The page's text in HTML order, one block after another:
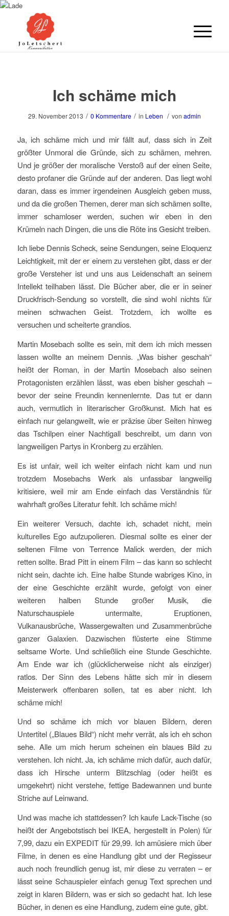
Ich schäme mich
29. November 2013 / 0 Kommentare / in Leben / von admin
Ja, ich schäme mich und mir fällt auf, dass sich in Zeit
größter Unmoral die Gründe, sich zu schämen, mehren.
Und je größer der moralische Verstoß auf der einen Seite,
desto profaner die Gründe auf der anderen. Das liegt wohl
daran, dass es immer irgendeinen Ausgleich geben muss,
und da die großen Themen, derer man sich schämen sollte,
immer schamloser werden, suchen wir eben in den
Krümeln nach Dingen, die uns die Röte ins Gesicht treiben.
Ich liebe Dennis Scheck, seine Sendungen, seine Eloquenz
Leichtigkeit, mit der er einem zu verstehen gibt, dass er der
große Versteher ist und uns aus Leidenschaft an seinem
Intellekt teilhaben lässt. Die Bücher aber, die er in seiner
Druckfrisch-Sendung so vorstellt, die sind wohl nichts für
meinen schwachen Geist. Trotzdem, ich wollte es
versuchen und scheiterte grandios.
Martin Mosebach sollte es sein, mit dem ich mich messen
lassen wollte an meinem Dennis. „Was bisher geschah“
heißt der Roman, in der Martin Mosebach also seinen
Protagonisten erzählen lässt, was eben bisher geschah –
bevor der seine Freundin kennenlernte. Das tut er dann
auch, vermutlich in literarischer Großkunst. Mich hat es
einfach nur gelangweilt, wie er präzise über Seiten hinweg
das Tschilpen einer Nachtigall beschreibt, um dann von
langweiligen Partys in Kronberg zu erzählen.
Es ist unfair, weil ich weiter einfach nicht kam und nun
trotzdem Mosebachs Werk als unfassbar langweilig
kritisiere, weil mir am Ende einfach das Verständnis für
wahrhaft großes Literatur fehlt. Ich schäme mich!
Ein weiterer Versuch, dachte ich, schadet nicht, mein
kulturelles Ego aufzupolieren. Diesmal sollte es einer der
seltenen Filme von Terrence Malick werden, der mich
retten sollte. Brad Pitt in einem Film – das kann so schlecht
nicht sein, dachte ich. Eine halbe Stunde wabriges Kino, in
der eine Geschichte erzählt wurde, gefolgt von einer
weiteren halben Stunde großer Musik, die
Naturschauspiele untermalte, Eruptionen,
Vulkanausbrüche, Wassergewalten und Zusammenbrüche
ganzer Galaxien. Dazwischen flüsterte eine Stimme
seltsame Worte. Und schließlich eine Stunde Geschichte.
Am Ende war ich (glücklicherweise nicht als einziger)
ratlos. Der Sinn des Lebens hätte sich mir in diesem
Meisterwerk offenbaren sollen, tat es aber nicht. Ich
schäme mich!
Und so schäme ich mich vor blauen Bildern, deren
Untertitel („Blaues Bild“) nicht mehr verrät, als ich eh schon
sehe. Alle um mich herum scheinen ein blaues Bild zu
verstehen. Ich nicht. Ja, ich schäme mich dafür, auch dafür,
dass ich Hirsche unterm Blitzschlag (oder heißt es
umgekehrt) nicht verstehe, fettige Badewannen und bunte
Striche auf Leinwand.
Und was mache ich stattdessen? Ich kaufe Lack-Tische (so
heißt der Angebotstisch bei IKEA, hergestellt in Polen) für
7,99, dazu ein EXPEDIT für 29,99. Ich amüsiere mich über
Filme, in denen es eine Handlung gibt und der Regisseur
auch noch freundlich genug ist, mir diese zu verraten – er
lässt seine Schauspieler einfach genug Text sprechen und
zeigt in klaren Bildern, was er sich so gedacht hat. Ich lese
Bücher, in denen es eine Handlung, zudem eine gute, gibt.